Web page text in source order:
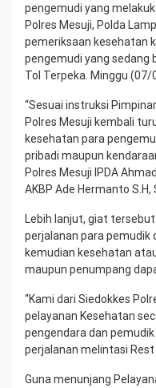
pengemudi yang
Polres Mesuji, Polda
pemeriksaan kesehatan
pengemudi yang sedang
Tol Terpeka. Minggu (07/
“Sesuai instruksi
Polres Mesuji kembali
kesehatan para
pribadi maupun
Polres Mesuji IPDA
AKBP Ade Hermanto S.H,
Lebih lanjut, giat
perjalanan para pemudik
kemudian kesehatan
maupun penumpang
“Kami dari Siedokkes
pelayanan Kesehatan
pengendara dan
perjalanan melintasi Rest
Guna menunjang